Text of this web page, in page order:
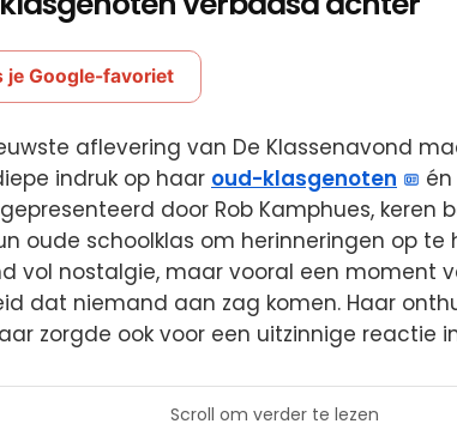
je Google-favoriet
aflevering van De Klassenavond
indruk op haar oud-klasgenoten
door Rob Kamphues, keren
oude schoolklas om herinneringen op te
vol nostalgie, maar vooral een moment
dat niemand aan zag komen. Haar
zorgde ook voor een uitzinnige reactie
Scroll om verder te lezen